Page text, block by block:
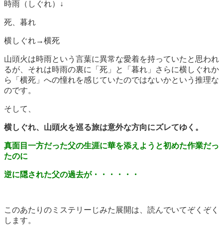
時雨（しぐれ）↓
死、暮れ
横しぐれ→横死
山頭火は時雨という言葉に異常な愛着を持っていたと思われ
るが、それは時雨の裏に「死」と「暮れ」さらに横しぐれか
ら「横死」への憧れを感じていたのではないかという推理な
のです。
そして、
横しぐれ、山頭火を巡る旅は意外な方向にズレてゆく。
真面目一方だった父の生涯に華を添えようと初めた作業だっ
たのに
逆に隠された父の過去が・・・・・・
このあたりのミステリーじみた展開は、読んでいてぞくぞく
します。